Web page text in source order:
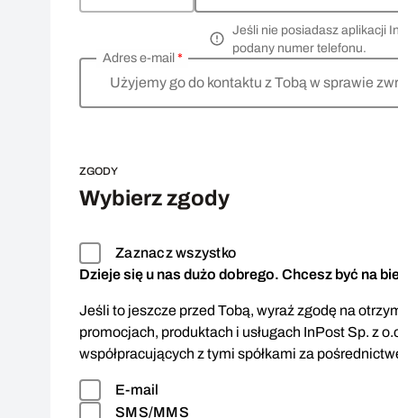
Jeśli nie posiadasz aplikacji
podany numer telefonu.
Użyjemy go do kontaktu z Tobą w sprawie
Adres e-mail *
ZGODY
Wybierz zgody
Zaznacz wszystko
Dzieje się u nas dużo dobrego. Chcesz być na
Jeśli to jeszcze przed Tobą, wyraź zgodę na
promocjach, produktach i usługach InPost Sp. z
współpracujących z tymi spółkami za
E-mail
SMS/MMS